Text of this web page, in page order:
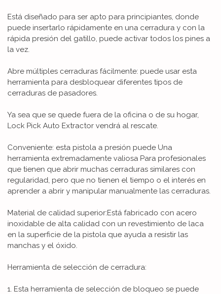
Está diseñado para ser apto para principiantes, donde
puede insertarlo rápidamente en una cerradura y con la
rápida presión del gatillo, puede activar todos los pines a
la vez.
Abre múltiples cerraduras fácilmente: puede usar esta
herramienta para desbloquear diferentes tipos de
cerraduras de pasadores.
Ya sea que se quede fuera de la oficina o de su hogar,
Lock Pick Auto Extractor vendrá al rescate.
Conveniente: esta pistola a presión puede Una
herramienta extremadamente valiosa Para profesionales
que tienen que abrir muchas cerraduras similares con
regularidad, pero que no tienen el tiempo o el interés en
aprender a abrir y manipular manualmente las cerraduras.
Material de calidad superior:Está fabricado con acero
inoxidable de alta calidad con un revestimiento de laca
en la superficie de la pistola que ayuda a resistir las
manchas y el óxido.
Herramienta de selección de cerradura:
1. Esta herramienta de selección de bloqueo se puede